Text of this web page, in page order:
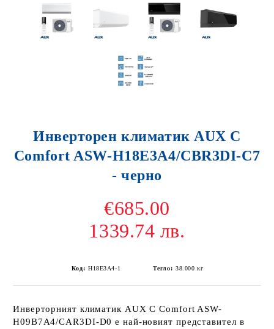
Инверторен климатик AUX C
Comfort ASW-H18E3A4/CBR3DI-C7
- черно
€685.00
1339.74 лв.
Код: H18E3A4-1 Тегло: 38.000 кг
Инверторният климатик AUX C Comfort ASW-
H09B7A4/CAR3DI-D0 е най-новият представител в